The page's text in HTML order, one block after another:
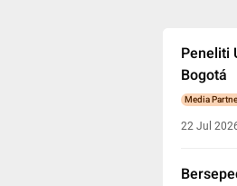
Peneliti
Bogotá
Media
22 Jul